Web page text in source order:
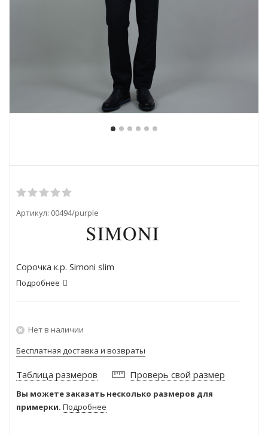
Артикул: 00494/purple
Сорочка к.р. Simoni slim
Подробнее
Нет в наличии
Бесплатная доставка и возвраты
Таблица размеров Проверь свой размер
Вы можете заказать несколько размеров для
примерки. Подробнее